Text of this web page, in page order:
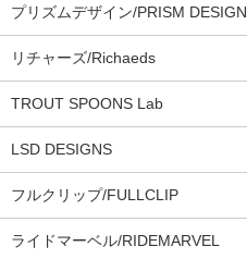
プリズムデザイン/PRISM DESIGN
リチャーズ/Richaeds
TROUT SPOONS Lab
LSD DESIGNS
フルクリップ/FULLCLIP
ライドマーベル/RIDEMARVEL